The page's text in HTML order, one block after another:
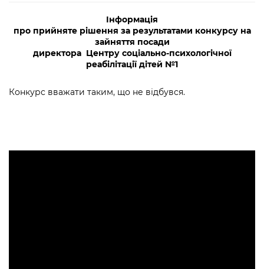
Інформація
про прийняте рішення за результатами конкурсу на
зайняття посади
директора Центру соціально-психологічної
реабілітації дітей №1
Конкурс вважати таким, що не відбувся.